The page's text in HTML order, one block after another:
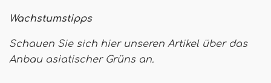
Wachstumstipps
Schauen Sie sich hier unseren Artikel über das
Anbau asiatischer Grüns an.